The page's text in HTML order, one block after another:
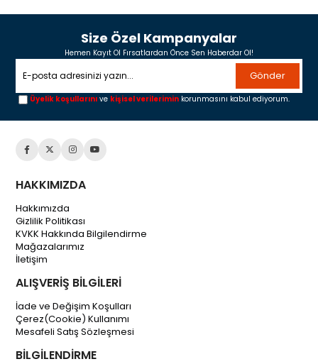
Size Özel Kampanyalar
Hemen Kayıt Ol Fırsatlardan Önce Sen Haberdar Ol!
Gönder
Üyelik koşullarını ve kişisel verilerimin korunmasını kabul ediyorum.
HAKKIMIZDA
Hakkımızda
Gizlilik Politikası
KVKK Hakkında Bilgilendirme
Mağazalarımız
İletişim
ALIŞVERİŞ BİLGİLERİ
İade ve Değişim Koşulları
Çerez(Cookie) Kullanımı
Mesafeli Satış Sözleşmesi
BİLGİLENDİRME